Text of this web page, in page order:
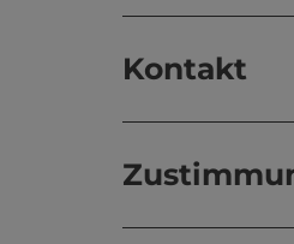
Kontakt